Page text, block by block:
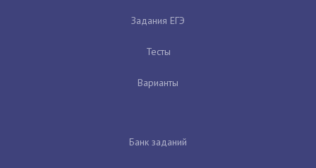
Задания ЕГЭ
Тесты
Варианты
Банк заданий